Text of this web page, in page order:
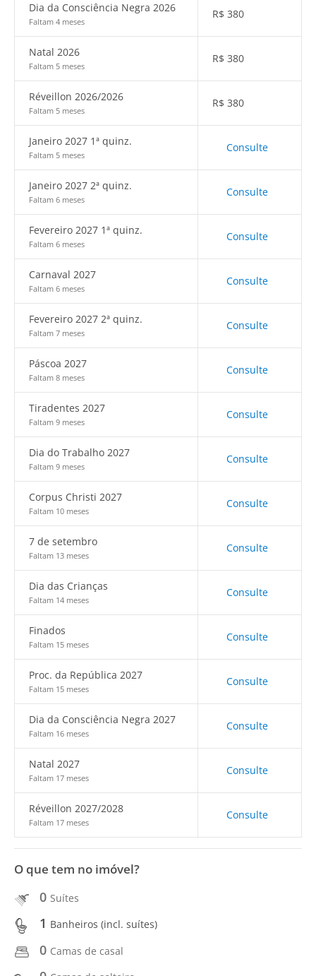
Dia da Consciência Negra 2026
Faltam 4 meses
R$ 380
Natal 2026
Faltam 5 meses
R$ 380
Réveillon 2026/2026
Faltam 5 meses
R$ 380
Janeiro 2027 1ª quinz.
Faltam 5 meses
Consulte
Janeiro 2027 2ª quinz.
Faltam 6 meses
Consulte
Fevereiro 2027 1ª quinz.
Faltam 6 meses
Consulte
Carnaval 2027
Faltam 6 meses
Consulte
Fevereiro 2027 2ª quinz.
Faltam 7 meses
Consulte
Páscoa 2027
Faltam 8 meses
Consulte
Tiradentes 2027
Faltam 9 meses
Consulte
Dia do Trabalho 2027
Faltam 9 meses
Consulte
Corpus Christi 2027
Faltam 10 meses
Consulte
7 de setembro
Faltam 13 meses
Consulte
Dia das Crianças
Faltam 14 meses
Consulte
Finados
Faltam 15 meses
Consulte
Proc. da República 2027
Faltam 15 meses
Consulte
Dia da Consciência Negra 2027
Faltam 16 meses
Consulte
Natal 2027
Faltam 17 meses
Consulte
Réveillon 2027/2028
Faltam 17 meses
Consulte
O que tem no imóvel?
0 Suítes
1 Banheiros (incl. suítes)
0 Camas de casal